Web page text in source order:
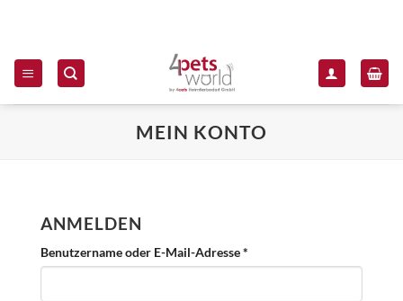
MEIN KONTO
ANMELDEN
Benutzername oder E-Mail-Adresse*